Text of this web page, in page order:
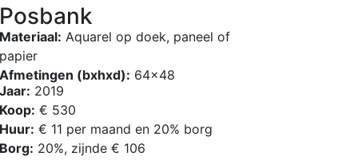
Posbank
Materiaal: Aquarel op doek, paneel of
papier
Afmetingen (bxhxd): 64×48
Jaar: 2019
Koop: € 530
Huur: € 11 per maand en 20% borg
Borg: 20%, zijnde € 106